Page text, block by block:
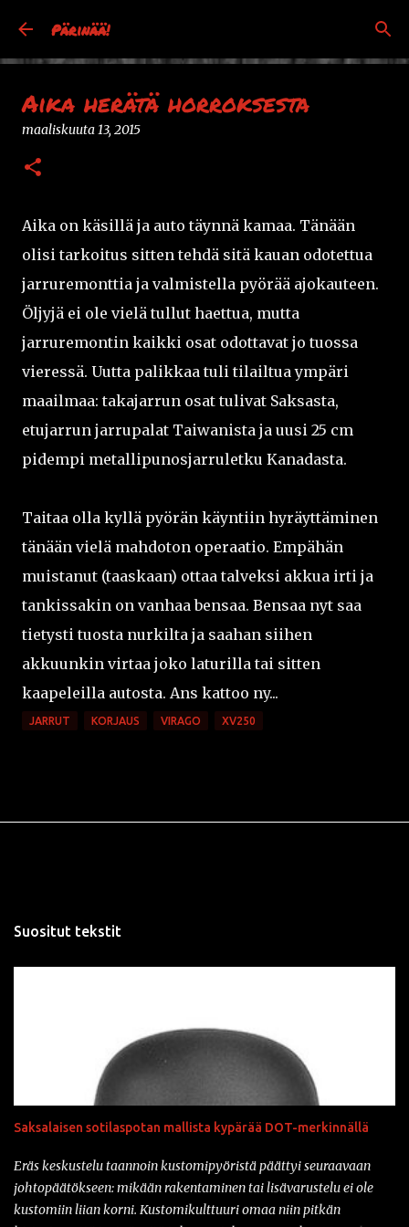
Pärinää!
Aika herätä horroksesta
maaliskuuta 13, 2015
Aika on käsillä ja auto täynnä kamaa. Tänään
olisi tarkoitus sitten tehdä sitä kauan odotettua
jarruremonttia ja valmistella pyörää ajokauteen.
Öljyjä ei ole vielä tullut haettua, mutta
jarruremontin kaikki osat odottavat jo tuossa
vieressä. Uutta palikkaa tuli tilailtua ympäri
maailmaa: takajarrun osat tulivat Saksasta,
etujarrun jarrupalat Taiwanista ja uusi 25 cm
pidempi metallipunosjarruletku Kanadasta.
Taitaa olla kyllä pyörän käyntiin hyräyttäminen
tänään vielä mahdoton operaatio. Empähän
muistanut (taaskaan) ottaa talveksi akkua irti ja
tankissakin on vanhaa bensaa. Bensaa nyt saa
tietysti tuosta nurkilta ja saahan siihen
akkuunkin virtaa joko laturilla tai sitten
kaapeleilla autosta. Ans kattoo ny...
JARRUT KORJAUS VIRAGO XV250
Suositut tekstit
Saksalaisen sotilaspotan mallista kypärää DOT-merkinnällä
Eräs keskustelu taannoin kustomipyöristä päättyi seuraavaan
johtopäätökseen: mikään rakentaminen tai lisävarustelu ei ole
kustomiin liian korni. Kustomikulttuuri omaa niin pitkän